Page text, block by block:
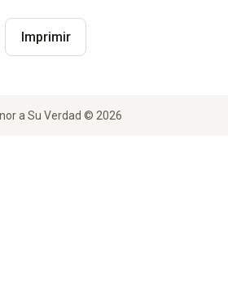
Imprimir
a Su Verdad © 2026